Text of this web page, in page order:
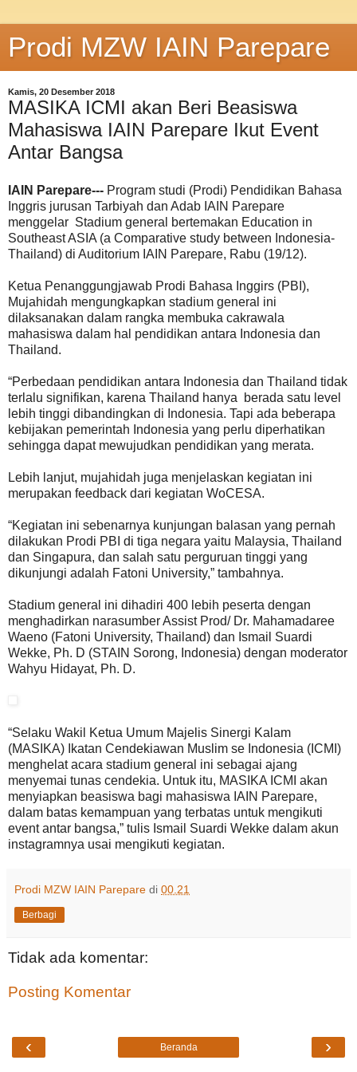
Prodi MZW IAIN Parepare
Kamis, 20 Desember 2018
MASIKA ICMI akan Beri Beasiswa
Mahasiswa IAIN Parepare Ikut Event
Antar Bangsa
IAIN Parepare--- Program studi (Prodi) Pendidikan Bahasa
Inggris jurusan Tarbiyah dan Adab IAIN Parepare
menggelar Stadium general bertemakan Education in
Southeast ASIA (a Comparative study between Indonesia-
Thailand) di Auditorium IAIN Parepare, Rabu (19/12).
Ketua Penanggungjawab Prodi Bahasa Inggirs (PBI),
Mujahidah mengungkapkan stadium general ini
dilaksanakan dalam rangka membuka cakrawala
mahasiswa dalam hal pendidikan antara Indonesia dan
Thailand.
“Perbedaan pendidikan antara Indonesia dan Thailand tidak
terlalu signifikan, karena Thailand hanya berada satu level
lebih tinggi dibandingkan di Indonesia. Tapi ada beberapa
kebijakan pemerintah Indonesia yang perlu diperhatikan
sehingga dapat mewujudkan pendidikan yang merata.
Lebih lanjut, mujahidah juga menjelaskan kegiatan ini
merupakan feedback dari kegiatan WoCESA.
“Kegiatan ini sebenarnya kunjungan balasan yang pernah
dilakukan Prodi PBI di tiga negara yaitu Malaysia, Thailand
dan Singapura, dan salah satu perguruan tinggi yang
dikunjungi adalah Fatoni University,” tambahnya.
Stadium general ini dihadiri 400 lebih peserta dengan
menghadirkan narasumber Assist Prod/ Dr. Mahamadaree
Waeno (Fatoni University, Thailand) dan Ismail Suardi
Wekke, Ph. D (STAIN Sorong, Indonesia) dengan moderator
Wahyu Hidayat, Ph. D.
“Selaku Wakil Ketua Umum Majelis Sinergi Kalam
(MASIKA) Ikatan Cendekiawan Muslim se Indonesia (ICMI)
menghelat acara stadium general ini sebagai ajang
menyemai tunas cendekia. Untuk itu, MASIKA ICMI akan
menyiapkan beasiswa bagi mahasiswa IAIN Parepare,
dalam batas kemampuan yang terbatas untuk mengikuti
event antar bangsa,” tulis Ismail Suardi Wekke dalam akun
instagramnya usai mengikuti kegiatan.
Prodi MZW IAIN Parepare di 00.21
Berbagi
Tidak ada komentar:
Posting Komentar
‹ ›
Beranda